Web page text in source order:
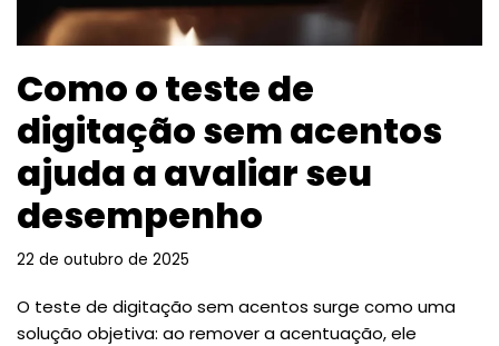
Como o teste de
digitação sem acentos
ajuda a avaliar seu
desempenho
22 de outubro de 2025
O teste de digitação sem acentos surge como uma
solução objetiva: ao remover a acentuação, ele